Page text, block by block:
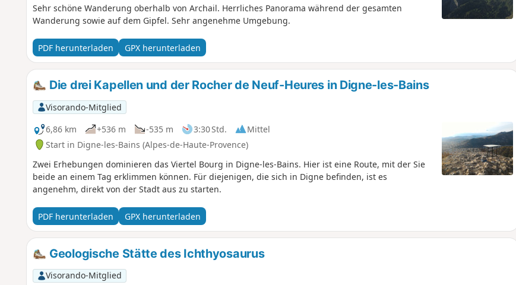
Sehr schöne Wanderung oberhalb von Archail. Herrliches Panorama während der gesamten
Wanderung sowie auf dem Gipfel. Sehr angenehme Umgebung.
PDF herunterladen GPX herunterladen
Die drei Kapellen und der Rocher de Neuf-Heures in Digne-les-Bains
Visorando-Mitglied
6,86 km
+536 m -535 m 3:30 Std.
Mittel
Start in Digne-les-Bains (Alpes-de-Haute-Provence)
Zwei Erhebungen dominieren das Viertel Bourg in Digne-les-Bains. Hier ist eine Route, mit der Sie
beide an einem Tag erklimmen können. Für diejenigen, die sich in Digne befinden, ist es
angenehm, direkt von der Stadt aus zu starten.
PDF herunterladen GPX herunterladen
Geologische Stätte des Ichthyosaurus
Visorando-Mitglied